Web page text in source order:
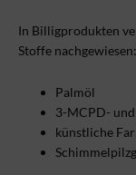
In Billigprodukten
Stoffe nachgewiesen:
Palmöl
3-MCPD-
künstliche